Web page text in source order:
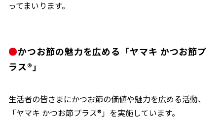
ってまいります。
かつお節の魅力を広める「ヤマキ かつお節プ
ラス®」
生活者の皆さまにかつお節の価値や魅力を広める活動、
「ヤマキ かつお節プラス®」を実施しています。